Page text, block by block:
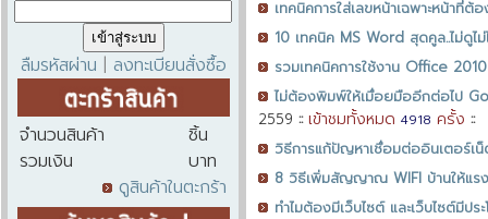
ลืมรหัสผ่าน ลงทะเบียนสั่งซื้อ
จำนวนสินค้า
ชิ้น
รวมเงิน
บาท
ดูสินค้าในตะกร้า
เทคนิคการใส่เลขหน้าเฉพาะหน้าที่
10 เทคนิค MS Word สุดคูล..ไม่ดูไม่
รวมเทคนิคการใช้งาน Office
ไม่ต้องพิมพ์ให้เมื่อยมืออีกต่อไป
2559 :: เข้าชมทั้งหมด 4918 ครั้ง ::
วิธีการแก้ปัญหาเชื่อมต่ออินเตอร์เน็
8 วิธีเพิ่มสัญญาณ WIFI บ้านให้แร
ทำไมต้องมีเว็บไซต์ และเว็บไซต์มีปร